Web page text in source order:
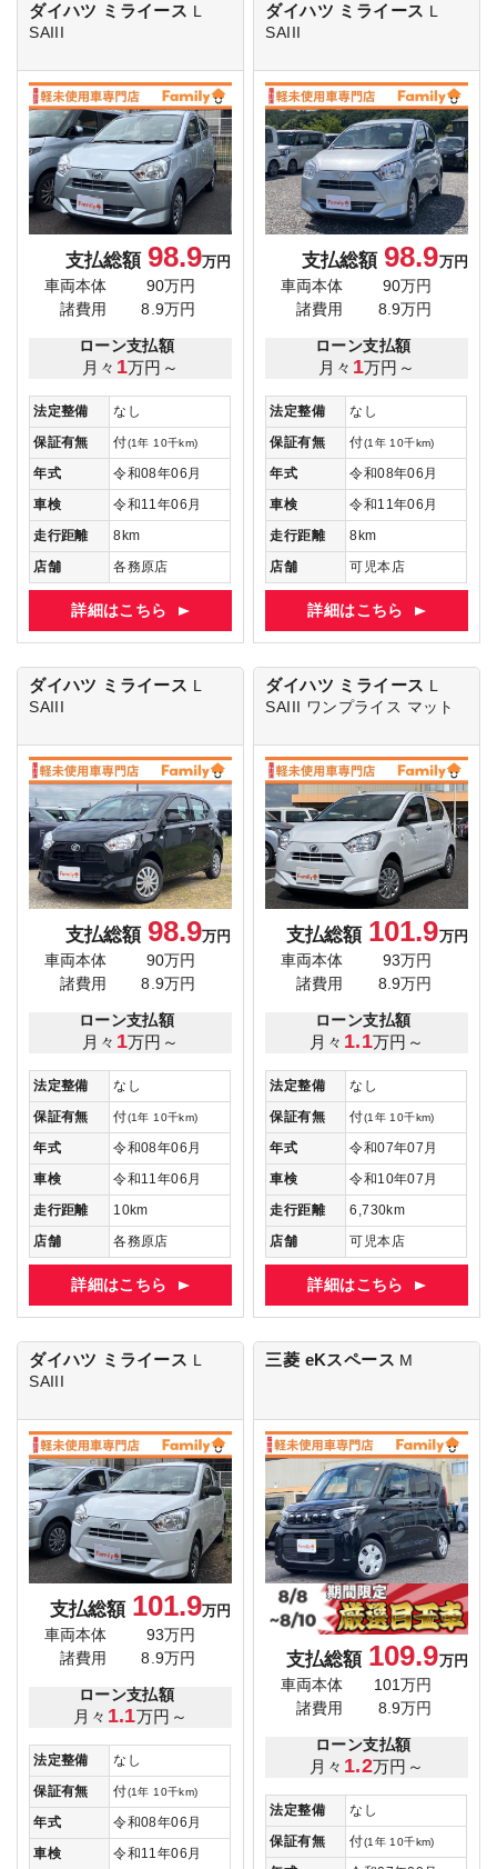
ダイハツ ミライース L
SAIII
支払総額 98.9万円
車両本体
90万円
諸費用
8.9万円
ローン支払額
月々 1万円～
法定整備
なし
保証有無
付(1年 10千km)
年式
令和08年06月
車検
令和11年06月
走行距離
8km
店舗
各務原店
詳細はこちら
ダイハツ ミライース L
SAIII
支払総額 98.9万円
車両本体
90万円
諸費用
8.9万円
ローン支払額
月々 1万円～
法定整備
なし
保証有無
付(1年 10千km)
年式
令和08年06月
車検
令和11年06月
走行距離
8km
店舗
可児本店
詳細はこちら
ダイハツ ミライース L
SAIII
支払総額 98.9万円
車両本体
90万円
諸費用
8.9万円
ローン支払額
月々 1万円～
法定整備
なし
保証有無
付(1年 10千km)
年式
令和08年06月
車検
令和11年06月
走行距離
10km
店舗
各務原店
詳細はこちら
ダイハツ ミライース L
SAIII ワンプライス マット
支払総額 101.9万円
車両本体
93万円
諸費用
8.9万円
ローン支払額
月々 1.1万円～
法定整備
なし
保証有無
付(1年 10千km)
年式
令和07年07月
車検
令和10年07月
走行距離
6,730km
店舗
可児本店
詳細はこちら
ダイハツ ミライース
SAIII
支払総額 101.9万円
車両本体
93万円
諸費用
8.9万円
ローン支払額
月々 1.1万円～
法定整備
なし
保証有無
付(1年 10千km)
年式
令和08年06月
車検
令和11年06月
三菱 eKスペース M
支払総額 109.9万円
車両本体
101万円
諸費用
8.9万円
ローン支払額
月々 1.2万円～
法定整備
なし
保証有無
付(1年 10千km)